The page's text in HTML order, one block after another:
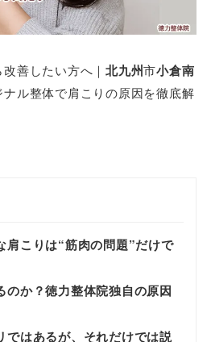
改善したい方へ｜北九州市小倉南
ル整体で肩こりの原因を徹底解
肩こりは“筋肉の問題”だけで
のか？徳力整体院独自の原因
ではあるが、それだけでは説